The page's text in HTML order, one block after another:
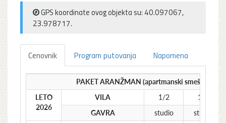
GPS koordinate ovog objekta su: 40.097067,
23.978717.
Cenovnik Program putovanja Napomena
PAKET ARANŽMAN (apartmanski smeštaj i
LETO
2026
VILA 1/2
1/3
GAVRA
studio
studio